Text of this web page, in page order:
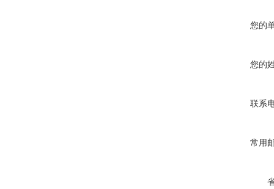
您的
您的
联系
常用